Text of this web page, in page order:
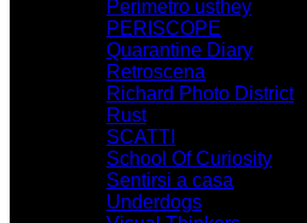
Perimetro usthey
PERISCOPE
Quarantine Diary
Retroscena
Richard Photo District
Rust
SCATTI
School Of Curiosity
Sentirsi a casa
Underdogs